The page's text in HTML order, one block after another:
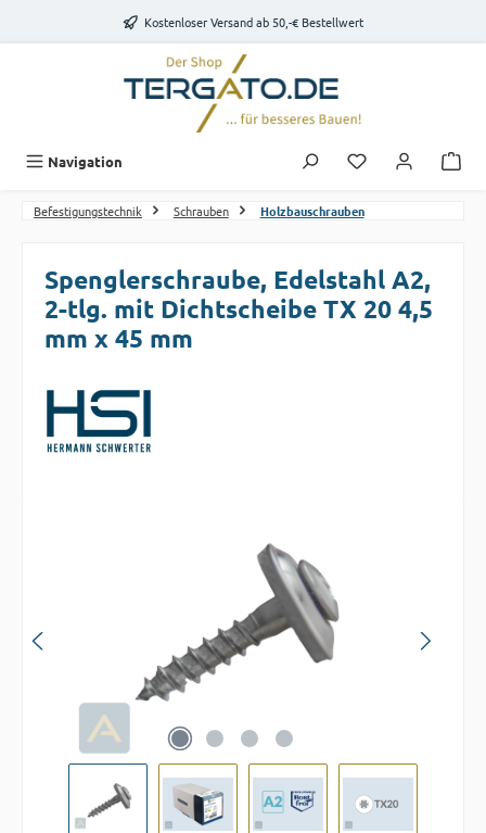
Zum Hauptinhalt springenKostenloser Versand ab 50,-€ Bestellwert
Navigation Du hast 0
Befestigungstechnik Schrauben Holzbauschrauben
Spenglerschraube, Edelstahl A2,
2-tlg. mit Dichtscheibe TX 20 4,5
mm x 45 mm